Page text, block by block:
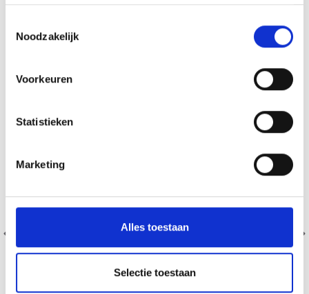
Noodzakelijk
Voorkeuren
Statistieken
Marketing
Alles toestaan
Selectie toestaan